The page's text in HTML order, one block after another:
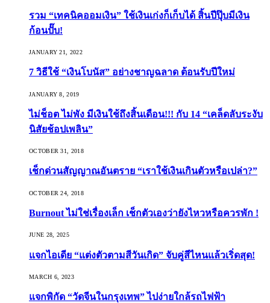
รวม “เทคนิคออมเงิน” ใช้เงินเก่งก็เก็บได้ สิ้นปีปุ๊บมีเงิน
ก้อนปั๊บ!
JANUARY 21, 2022
7 วิธีใช้ “เงินโบนัส” อย่างชาญฉลาด ต้อนรับปีใหม่
JANUARY 8, 2019
ไม่ช็อต ไม่พัง มีเงินใช้ถึงสิ้นเดือน!!! กับ 14 “เคล็ดลับระงับ
นิสัยช้อปเพลิน”
OCTOBER 31, 2018
เช็กด่วนสัญญาณอันตราย “เราใช้เงินเกินตัวหรือเปล่า?”
OCTOBER 24, 2018
Burnout ไม่ใช่เรื่องเล็ก เช็กตัวเองว่ายังไหวหรือควรพัก !
JUNE 28, 2025
แจกไอเดีย “แต่งตัวตามสีวันเกิด” จับคู่สีไหนแล้วเริ่ดสุด!
MARCH 6, 2023
แจกพิกัด “วัดจีนในกรุงเทพ” ไปง่ายใกล้รถไฟฟ้า